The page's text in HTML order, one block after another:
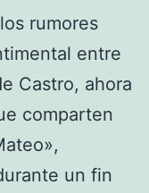
rumores
entre
Castro, ahora
comparten
un fin